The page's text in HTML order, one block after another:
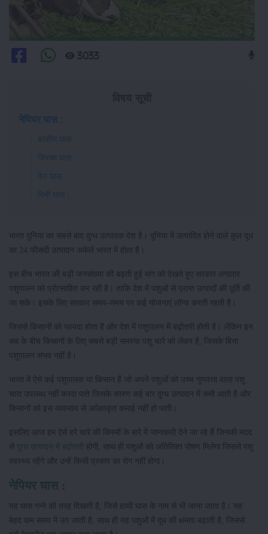
3033
नेपियर घास :
बरसीम घास :
जिरका घास :
पैरा घास :
गिनी घास :
भारत दुनिया का सबसे बाद दुग्ध उत्पादक देश है। दुनिया में उत्पादित होने वाले कुल दूध
का 24 फीसदी उत्पादन अकेले भारत में होता है।
इस बीच भारत की बड़ी जनसंख्या की बढ़ती हुई मांग को देखते हुए सरकार लगातार
पशुपालन को प्रोत्साहित कर रही है। ताकि देश में पशुओं से प्राप्त उत्पादों की पूर्ति की
जा सके। इसके लिए सरकार समय-समय पर कई योजनाएं लॉन्च करती रहती है।
जिससे किसानों को फायदा होता है और देश में पशुपालन में बढ़ोत्तरी होती है। लेकिन इन
सब के बीच किसानों के लिए सबसे बड़ी समस्या पशु चारे को लेकर है, जिसके बिना
पशुपालन संभव नहीं है।
भारत में ऐसे कई पशुपालक या किसान हैं जो अपने पशुओं को उच्च गुणवत्ता वाला पशु
चारा उपलब्ध नहीं करवा पाते जिसके कारण कई बार दुग्ध उत्पादन में कमी आती है और
किसानों को इस व्यवसाय से अपेक्षाकृत कमाई नहीं हो पाती।
इसलिए आज हम ऐसे हरे चारे की किस्मों के बारे में जानकारी देने जा रहे हैं जिनकी मदद
से
दुग्ध उत्पादन में बढ़ोत्तरी होगी, साथ ही पशुओं को अतिरिक्त पोषण मिलेगा जिससे पशु
स्वस्थ्य रहेंगे और उन्हें किसी प्रकार का रोग नहीं होगा।
नेपियर घास:
यह घास गन्ने की तरह दिखती है, जिसे हाथी घास के नाम से भी जाना जाता है। यह
बेहद कम समय में उग जाती है, साथ ही यह पशुओं में दूध की क्षमता बढ़ाती है, जिससे